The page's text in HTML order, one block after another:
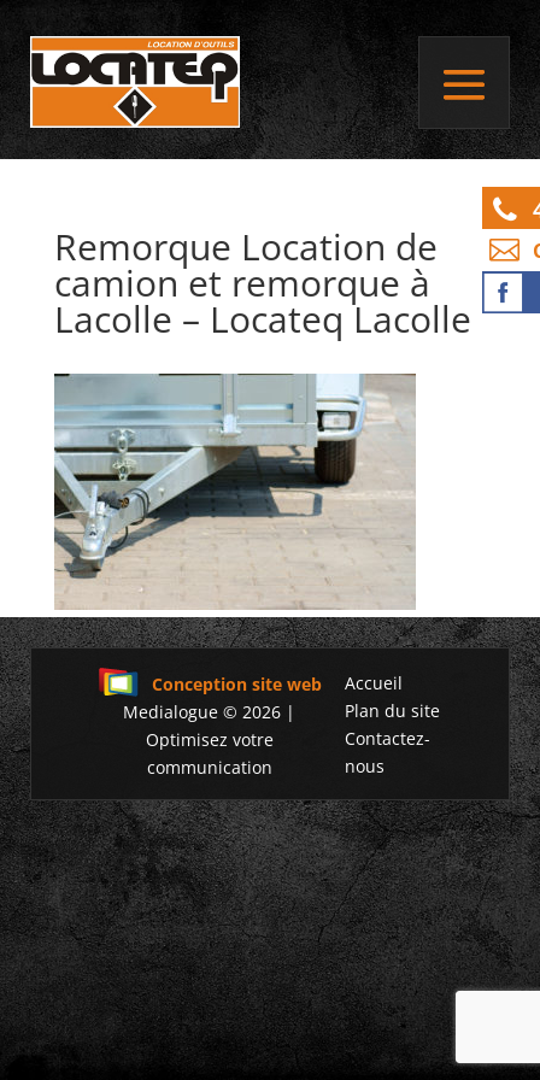
Remorque Location de
camion et remorque à
Lacolle – Locateq Lacolle
Conception site web
Medialogue © 2026 |
Optimisez votre
communication
Accueil
Plan du site
Contactez-
nous